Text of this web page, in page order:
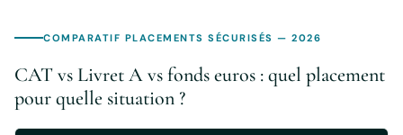
COMPARATIF PLACEMENTS SÉCURISÉS — 2026
CAT vs Livret A vs fonds euros : quel placement
pour quelle situation ?